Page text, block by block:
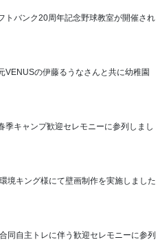
トバンク20周年記念野球教室が開催され
VENUSの伊藤るうなさんと共に幼稚園
季キャンプ歓迎セレモニーに参列しまし
境キング様にて壁画制作を実施しました
同自主トレに伴う歓迎セレモニーに参列